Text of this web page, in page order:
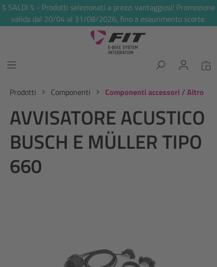
principale
% SALDI % - Prodotti selezionati a prezzi vantaggiosi! Promozione
valida dal 20/04 al 31/08/2026, fino a esaurimento scorte.
Prodotti Componenti Componenti accessori / Altro
AVVISATORE ACUSTICO
BUSCH E MÜLLER TIPO
660